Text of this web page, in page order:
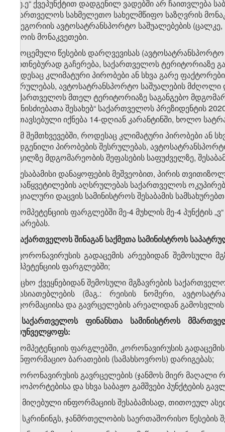
2. „ე.ე“ ქვეპუნქტით დადგენილ ვადებში არ
საქართველოს სახმელეთო სახელმწიფო საზღვრის
კატეგორიის ავტოსატრანსპორტო საშუალებების
დროის მონაკვეთები.
3. მოცემული წესების დარღვევისას
თვითნებურად გაჩერება, საქართველოს ტერიტორიაზე
როდესაც კლიმატური პირობები ან სხვა გარე
შესრულებას, ავტოსატრანსპორტო საშუალების
„საქართველოს მთელ ტერიტორიაზე საგანგებო
ღონისძიებათა შესახებ“ საქართველოს პრეზიდენტის
მოთავსებული იქნება 14-დღიან კარანტინში, ხოლო
4. იმ შემთხვევებში, როდესაც კლიმატური პირობები
დადგენილი პირობების შესრულებას,
ადგილზე მდგომარეობის შეფასების საფუძველზე,
ვ) შესაბამისი დანაყოფების მეშვეობით, პირის
გადაწყვეტილების აღსრულებას საქართველოს
სოციალური დაცვის სამინისტროს შესაბამის
ზ) კომპეტენციის ფარგლებში მე-4 მუხლის მე-4 პუნქტის
გატარებას.
3. საქართველოს შინაგან საქმეთა სამინისტროს
ა) კორონავირუსის გადაცემის არეებიდან შემოსული
კომპეტენციის ფარგლებში;
ბ) უცხო ქვეყნებიდან შემოსული მგზავრების
მახასიათებლების (მაგ.: რეისის ნომერი,
ინფორმაციისა და გავრცელების არეალიდან
4. საქართველოს ფინანსთა სამინისტროს
უზრუნველყოფს:
ა) კომპეტენციის ფარგლებში, კორონავირუსის
საინფორმაციო ბარათების (სამახსოვროს) დარიგებას;
ბ) კორონავირუსის გავრცელების (ჯანმოს მიერ
აეროპორტებისა და სხვა საბაჟო გამშვები პუნქტების
ბ.ა) მიღებული ინფორმაციის შესაბამისად, თითოეულ
ბ.ბ) სკრინინგს, ჯანმრთელობის საერთაშორისო წესების